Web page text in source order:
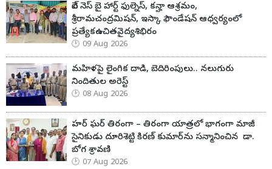
వెల్ నెస్ బై హార్ట్ ఫుల్నెస్, కన్హా ఆశ్రమం,
శ్రీరామచంద్రమిషన్, ఇస్కా ఫౌండేషన్ ఆధ్వర్యంలో
ప్రత్యేకఉచితవైద్యశిభిరం
09 Aug 2026
మహిళపై లైంగిక దాడి, బెదిరింపులు.. నలుగురు
నిందితుల అరెస్ట్
08 Aug 2026
హర్ ఘర్ తిరంగా – తిరంగా యాత్రలో భాగంగా మాజీ
సైనికుడు దూరిశెట్టి కిరణ్ కుమార్‌ను సన్మానించిన డా.
బోగ శ్రావణి
07 Aug 2026